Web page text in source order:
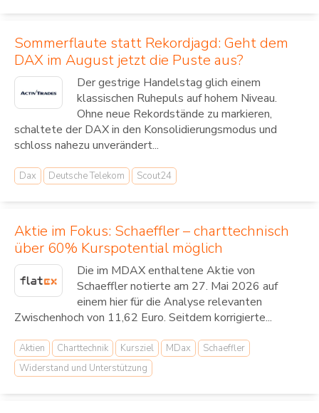
Sommerflaute statt Rekordjagd: Geht dem
DAX im August jetzt die Puste aus?
Der gestrige Handelstag glich einem
klassischen Ruhepuls auf hohem Niveau.
Ohne neue Rekordstände zu markieren,
schaltete der DAX in den Konsolidierungsmodus und
schloss nahezu unverändert...
Dax Deutsche Telekom Scout24
Aktie im Fokus: Schaeffler – charttechnisch
über 60% Kurspotential möglich
Die im MDAX enthaltene Aktie von
Schaeffler notierte am 27. Mai 2026 auf
einem hier für die Analyse relevanten
Zwischenhoch von 11,62 Euro. Seitdem korrigierte...
Aktien Charttechnik Kursziel MDax
Schaeffler
Widerstand und Unterstützung